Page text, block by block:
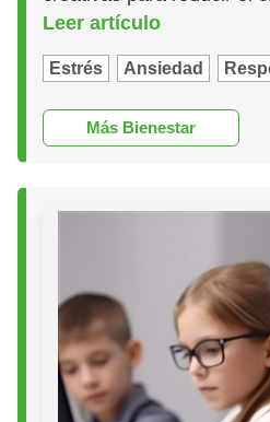
Leer artículo
Estrés Ansiedad
Más Bienestar